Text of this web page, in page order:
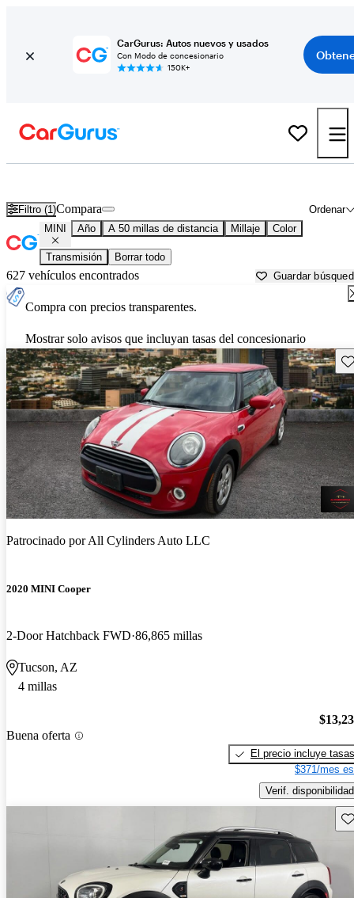
CarGurus: Autos nuevos y usados
Con Modo de concesionario
150K+
Filtro (1) Ordenar
Compara
MINI Año A 50 millas de distancia Millaje Color
Transmisión Borrar todo
627 vehículos encontrados Guardar
Compra con precios transparentes.
Mostrar solo avisos que incluyan tasas del concesionario
Patrocinado porAll Cylinders Auto LLC
2020 MINI Cooper
2-Door Hatchback FWD 86,865 millas
Tucson, AZ
4 millas
Buena oferta
El precio incluye tasas
$371/mes
Verif. disponibilidad